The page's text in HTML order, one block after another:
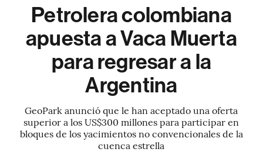
Petrolera colombiana
apuesta a Vaca Muerta
para regresar a la
Argentina
GeoPark anunció que le han aceptado una oferta
superior a los US$300 millones para participar en
bloques de los yacimientos no convencionales de la
cuenca estrella